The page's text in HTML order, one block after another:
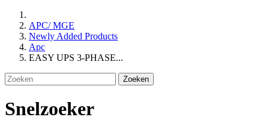
APC/ MGE
Newly Added Products
Apc
EASY UPS 3-PHASE...
Zoeken
Snelzoeker